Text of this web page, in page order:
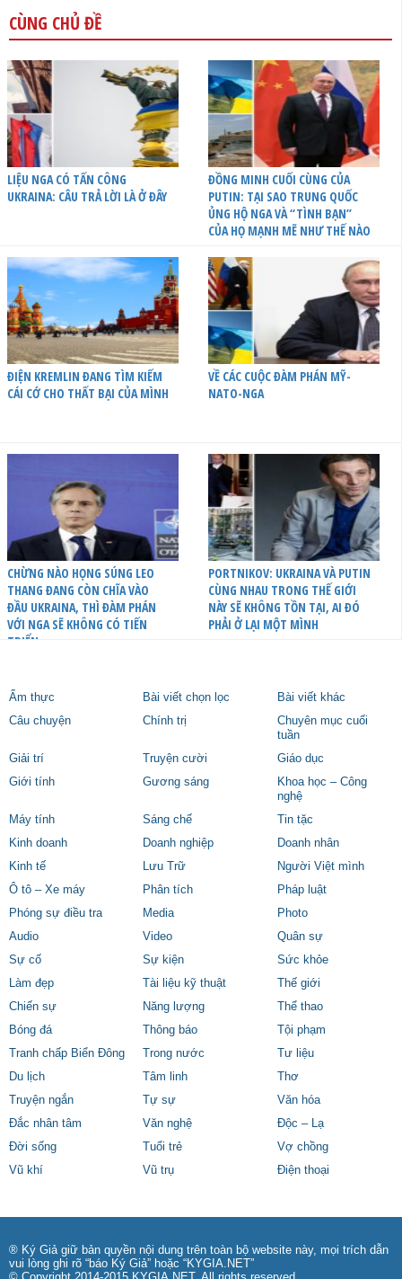
CÙNG CHỦ ĐỀ
LIỆU NGA CÓ TẤN CÔNG
UKRAINA: CÂU TRẢ LỜI LÀ Ở ĐÂY
ĐỒNG MINH CUỐI CÙNG CỦA
PUTIN: TẠI SAO TRUNG QUỐC
ỦNG HỘ NGA VÀ “TÌNH BẠN”
CỦA HỌ MẠNH MẼ NHƯ THẾ NÀO
ĐIỆN KREMLIN ĐANG TÌM KIẾM
CÁI CỚ CHO THẤT BẠI CỦA MÌNH
VỀ CÁC CUỘC ĐÀM PHÁN MỸ-
NATO-NGA
CHỪNG NÀO HỌNG SÚNG LEO
THANG ĐANG CÒN CHĨA VÀO
ĐẦU UKRAINA, THÌ ĐÀM PHÁN
VỚI NGA SẼ KHÔNG CÓ TIẾN
TRIỂN
PORTNIKOV: UKRAINA VÀ PUTIN
CÙNG NHAU TRONG THẾ GIỚI
NÀY SẼ KHÔNG TỒN TẠI, AI ĐÓ
PHẢI Ở LẠI MỘT MÌNH
Ẩm thực Bài viết chọn lọc
Bài viết khác
Câu chuyện
Chính trị
Chuyên mục cuối
tuần
Giải trí
Truyện cười
Giáo dục
Giới tính
Gương sáng
Khoa học – Công
nghệ
Máy tính
Sáng chế
Tin tặc
Kinh doanh
Doanh nghiệp
Doanh nhân
Kinh tế
Lưu Trữ
Người Việt mình
Ô tô – Xe máy
Phân tích
Pháp luật
Phóng sự điều tra
Media
Photo
Audio
Video
Quân sự
Sự cố
Sự kiện
Sức khỏe
Làm đẹp
Tài liệu kỹ thuật
Thế giới
Chiến sự
Năng lượng
Thể thao
Bóng đá
Thông báo
Tội phạm
Tranh chấp Biển Đông
Trong nước
Tư liệu
Du lịch
Tâm linh
Thơ
Truyện ngắn
Tự sự
Văn hóa
Đắc nhân tâm
Văn nghệ
Độc – Lạ
Đời sống
Tuổi trẻ
Vợ chồng
Vũ khí
Vũ trụ Điện thoại
® Ký Giả giữ bản quyền nội dung trên toàn bộ website này, mọi trích dẫn
vui lòng ghi rõ “báo Ký Giả” hoặc “KYGIA.NET”